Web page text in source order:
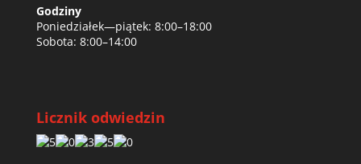
Godziny
Poniedziałek—piątek: 8:00–18:00
Sobota: 8:00–14:00
Licznik odwiedzin